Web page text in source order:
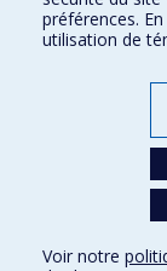
Accessibilité
FACULTÉ DES
Nos départements et
préférences.
utilisation de
Voir notre